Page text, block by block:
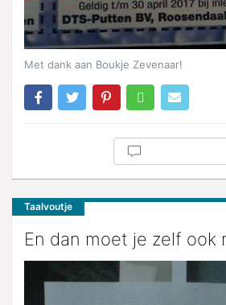
Met dank aan Boukje Zevenaar!
Taalvoutje
En dan moet je zelf ook